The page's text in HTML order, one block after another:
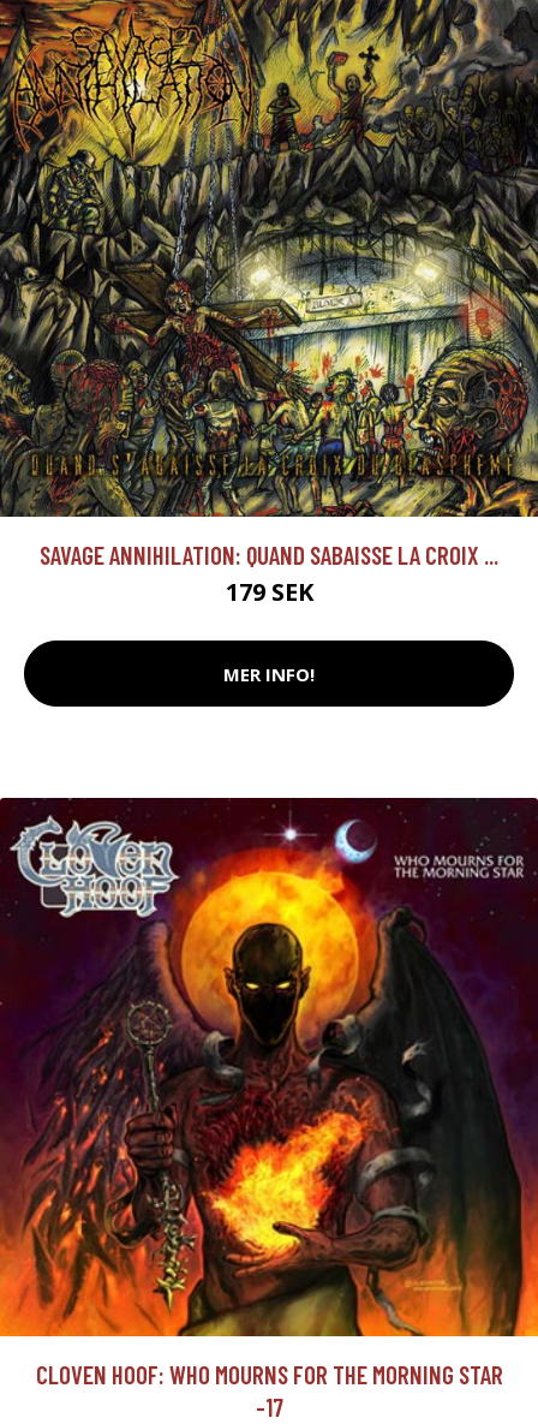
SAVAGE ANNIHILATION: QUAND SABAISSE LA CROIX ...
179 SEK
MER INFO!
CLOVEN HOOF: WHO MOURNS FOR THE MORNING STAR
-17